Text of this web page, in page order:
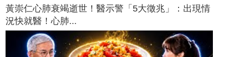
黃崇仁心肺衰竭逝世！醫示警「5大徵兆」：出現情
況快就醫！心肺...